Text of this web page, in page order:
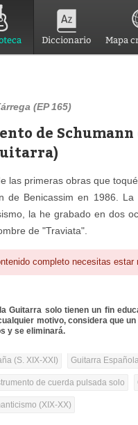
Diccionario Mapa
(EP 165)
de Schumann
las primeras obras que
de Benicassim en 1986.
la he grabado en dos
de "Traviata".
completo necesitas estar
Guitarra solo tienen un fin
motivo, considera que
y se eliminará.
(S. XIX-XXI) Guitarra
de cuerda pulsada solo
(XIX-XX)